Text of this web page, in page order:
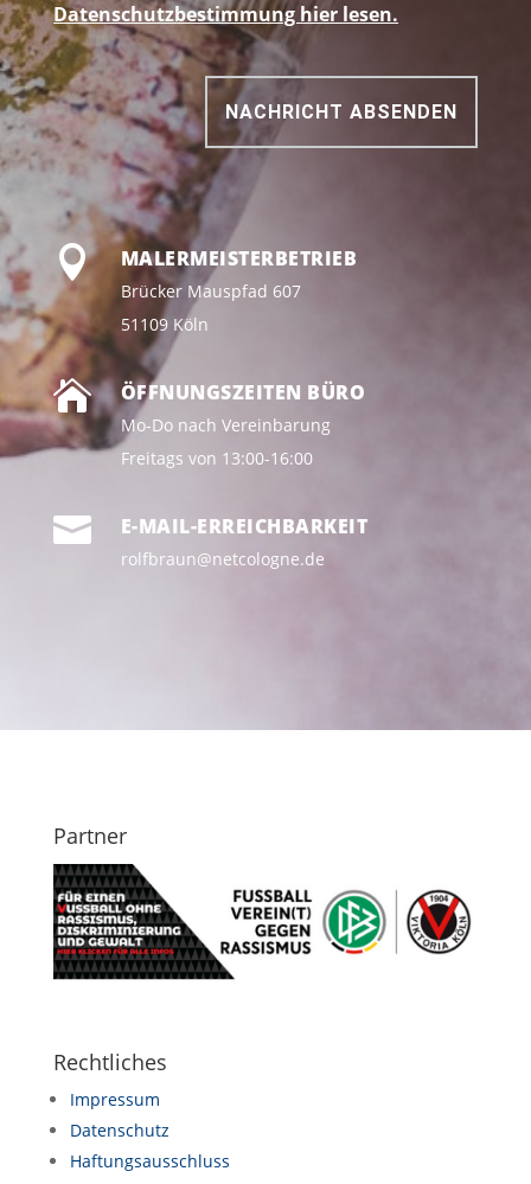
Datenschutzbestimmung hier lesen.
NACHRICHT ABSENDEN
 MALERMEISTERBETRIEB
Brücker Mauspfad 607
51109 Köln
 ÖFFNUNGSZEITEN BÜRO
Mo-Do nach Vereinbarung
Freitags von 13:00-16:00
 E-MAIL-ERREICHBARKEIT
rolfbraun@netcologne.de
Partner
Rechtliches
Impressum
Datenschutz
Haftungsausschluss